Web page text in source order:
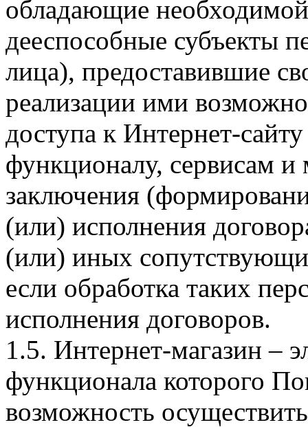
обладающие
дееспособные субъекты
лица), предоставившие
реализации ими
доступа к Интернет-
функционалу, сервисам и
заключения
(или) исполнения
(или) иных
если обработка таких
исполнения договоров.
1.5. Интернет-магазин –
функционала которого
возможность